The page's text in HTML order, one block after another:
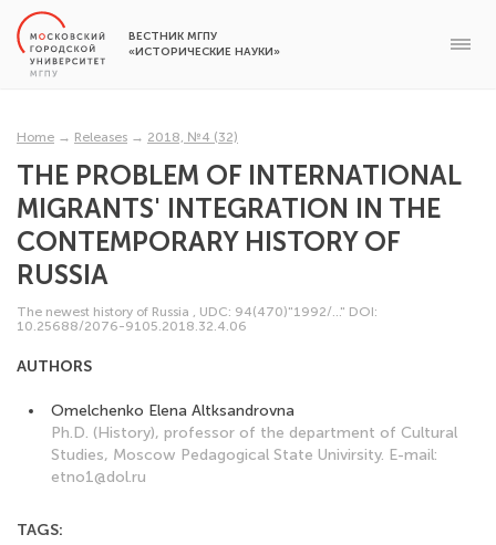
ВЕСТНИК МГПУ
«ИСТОРИЧЕСКИЕ НАУКИ»
Home → Releases → 2018, №4 (32)
THE PROBLEM OF INTERNATIONAL
MIGRANTS' INTEGRATION IN THE
CONTEMPORARY HISTORY OF
RUSSIA
The newest history of Russia , UDC: 94(470)"1992/..." DOI:
10.25688/2076-9105.2018.32.4.06
AUTHORS
Omelchenko Elena Altksandrovna
Ph.D. (History), professor of the department of Cultural
Studies, Moscow Pedagogical State Univirsity. E-mail:
etno1@dol.ru
TAGS: